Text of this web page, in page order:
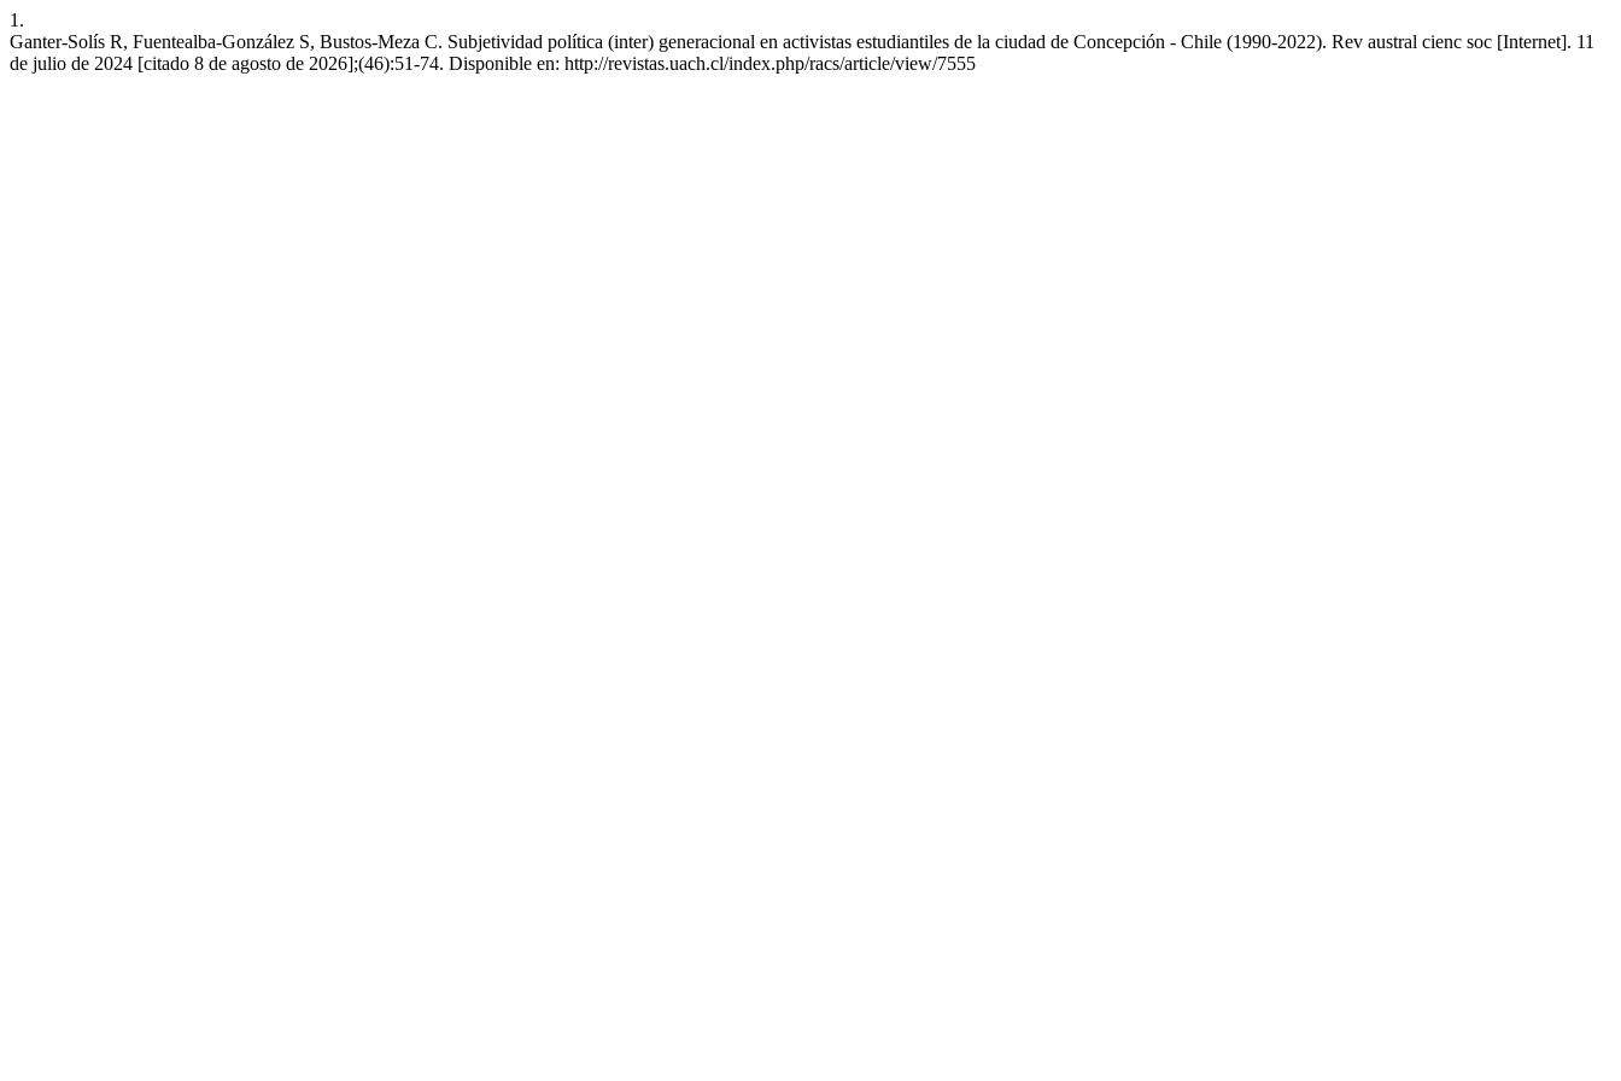
1.
Ganter-Solís R, Fuentealba-González S, Bustos-Meza C. Subjetividad política (inter) generacional en activistas estudiantiles de la ciudad de Concepción - Chile (1990-2022). Rev austral cienc soc [Internet]. 11
de julio de 2024 [citado 8 de agosto de 2026];(46):51-74. Disponible en: http://revistas.uach.cl/index.php/racs/article/view/7555